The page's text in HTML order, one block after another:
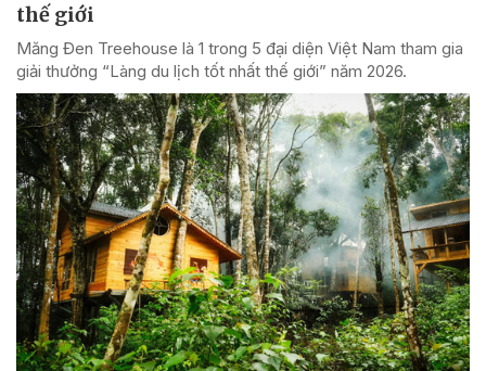
thế giới
Măng Đen Treehouse là 1 trong 5 đại diện Việt Nam tham gia
giải thưởng “Làng du lịch tốt nhất thế giới” năm 2026.